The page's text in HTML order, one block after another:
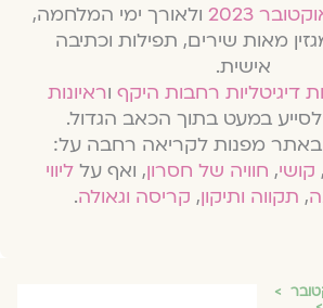
ולאורך ימי המלחמה,
מאות שירים, תפילות וכתיבה
אישית.
דיגיטליות רחבות היקףוראיונות
במעט בתוך הכאב הגדול.
באתר מפנות לקריאה רחבה על:
,חוויה של חסרון, ואף עלליווי
,תקווה ותיקון,קריסה וגאולה.